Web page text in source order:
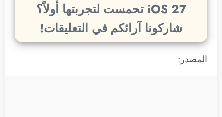
iOS 27 تحمست لتجربتها أولاً؟
شاركونا آرائكم في التعليقات!
المصدر: